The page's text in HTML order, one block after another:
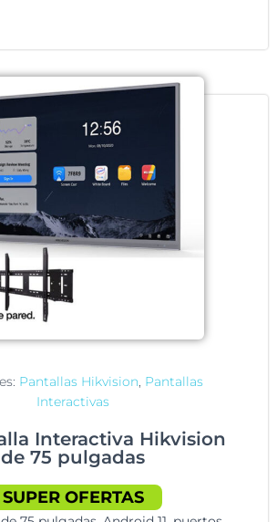
Pantallas Hikvision Pantallas
Interactivas
Interactiva Hikvision
de 75 pulgadas
SUPER OFERTAS